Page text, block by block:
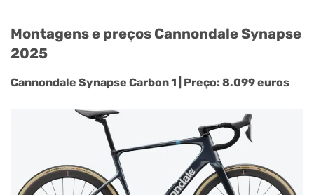
Montagens e preços Cannondale Synapse
2025
Cannondale Synapse Carbon 1 | Preço: 8.099 euros